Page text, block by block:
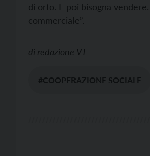
di orto. E poi bisogna
commerciale”.
di redazione VT
#COOPERAZIONE SOCIALE